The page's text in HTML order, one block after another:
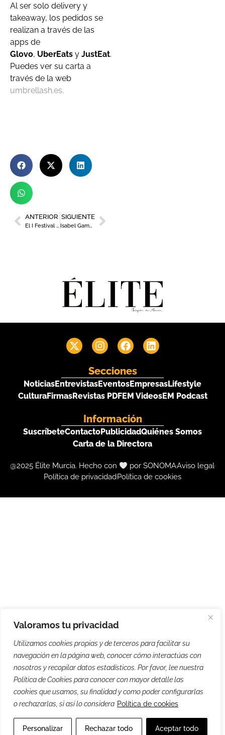
Valoramos tu privacidad
Utilizamos cookies propias y de terceros para facilitar su
navegación en la página web, conocer cómo interactúas con
nosotros y recopilar datos estadísticos. Por favor, lee nuestra
Política de Cookies para conocer con mayor detalle las
cookies que usamos, su finalidad y como poder configurarlas
o rechazarlas, si así lo considera Política de cookies
Personalizar Rechazar todo Aceptar todo
Al ser solo delivery y
takeaway, los pedidos se
realizan a través de las
apps de
Glovo, UberEats y JustEat.
Puedes ver su carta a
través de la web
umbrellash.es.
ANTERIOR
El I Festival Internacional de Magia y Humor ‘Murcia Mágica’ llega a la ciudad
SIGUIENTE
Isabel Gambín, abogada en Gambín & Jiménez
Secciones
NoticiasEntrevistasEventosEmpresasLifestyle
CulturaFirmasRevistas PDFEM VideosEM Podcast
Información
SuscríbeteContactoPublicidadQuiénes Somos
Carta de la Directora
@2025 Élite Murcia. Hecho con por SONOMAAviso legal
Política de privacidadPolítica de cookies